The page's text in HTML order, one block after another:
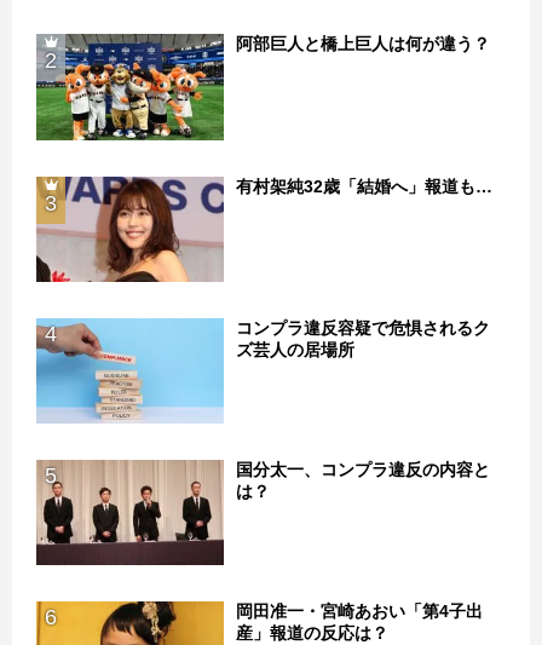
2
阿部巨人と橋上巨人は何が違う？
3
有村架純32歳「結婚へ」報道も…
4
コンプラ違反容疑で危惧されるク
ズ芸人の居場所
5
国分太一、コンプラ違反の内容と
は？
6
岡田准一・宮崎あおい「第4子出
産」報道の反応は？